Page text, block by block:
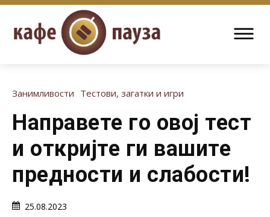
Занимливости Тестови, загатки и игри
Направете го овој тест
и откријте ги вашите
предности и слабости!
25.08.2023